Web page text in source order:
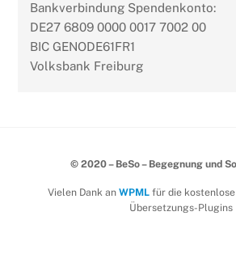
Bankverbindung Spendenkonto:
DE27 6809 0000 0017 7002 00
BIC GENODE61FR1
Volksbank Freiburg
© 2020 – BeSo – Begegnung und
Vielen Dank an WPMLfür die kostenlose
Übersetzungs-Plugins